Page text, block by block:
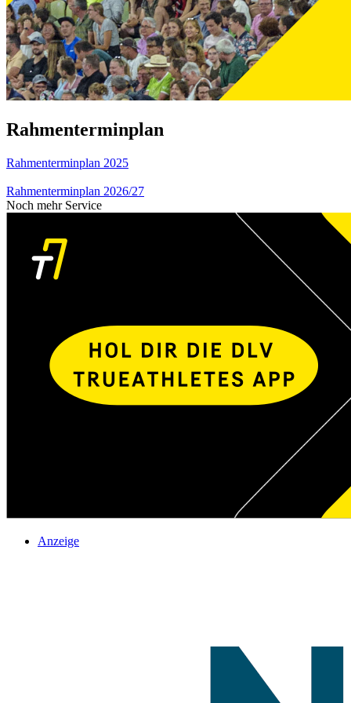
Rahmenterminplan
Rahmenterminplan 2025
Rahmenterminplan 2026/27
Noch mehr Service
Anzeige